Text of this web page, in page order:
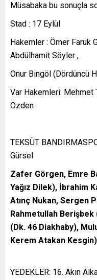
Müsabaka bu sonuçla
Stad : 17 Eylül
Hakemler : Ömer Faruk
Abdülhamit Söyler ,
Onur Bingöl (Dördüncü
Var Hakemleri: Mehmet
Özden
TEKSÜT
Gürsel
Zafer Görgen, Emre
Yağız Dilek), İbrahim
Atınç Nukan, Sergen
Rahmetullah
(Dk. 46 Diakhaby),
Kerem Atakan Kesgin)
YEDEKLER: 16. Akın